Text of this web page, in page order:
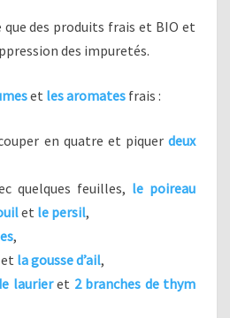
des produits frais et BIO et
des impuretés.
et les aromates frais :
en quatre et piquerdeux
quelques feuilles, le poireau
et le persil,
,
et la gousse d’ail,
laurieret 2 branches de thym